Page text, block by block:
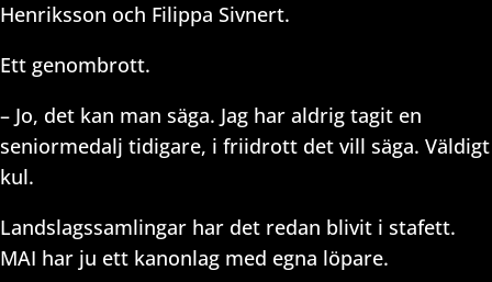
Henriksson och Filippa Sivnert.
Ett genombrott.
– Jo, det kan man säga. Jag har aldrig tagit en
seniormedalj tidigare, i friidrott det vill säga. Väldigt
kul.
Landslagssamlingar har det redan blivit i stafett.
MAI har ju ett kanonlag med egna löpare.